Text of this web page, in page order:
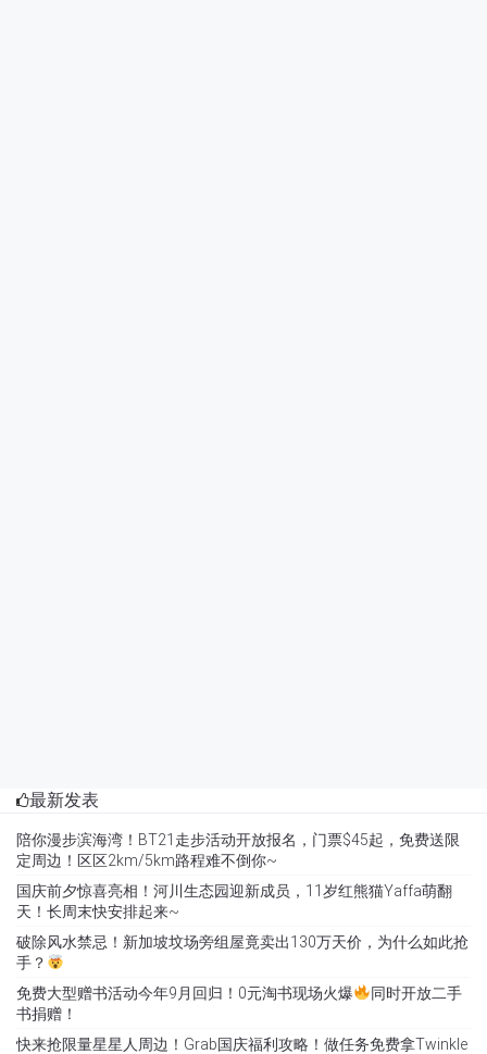
最新发表
陪你漫步滨海湾！BT21走步活动开放报名，门票$45起，免费送限
定周边！区区2km/5km路程难不倒你~
国庆前夕惊喜亮相！河川生态园迎新成员，11岁红熊猫Yaffa萌翻
天！长周末快安排起来~
破除风水禁忌！新加坡坟场旁组屋竟卖出130万天价，为什么如此抢
手？
免费大型赠书活动今年9月回归！0元淘书现场火爆
同时开放二手
书捐赠！
快来抢限量星星人周边！Grab国庆福利攻略！做任务免费拿Twinkle